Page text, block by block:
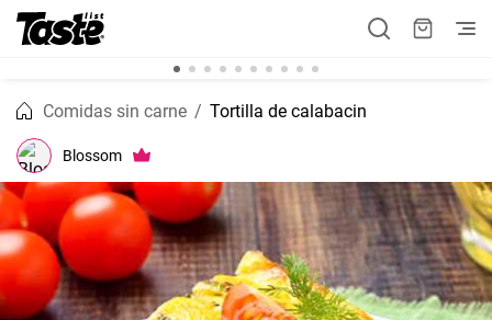
Comidas sin carne Tortilla de calabacin
Blossom